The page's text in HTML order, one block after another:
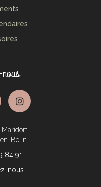
Belin
84 91
nous